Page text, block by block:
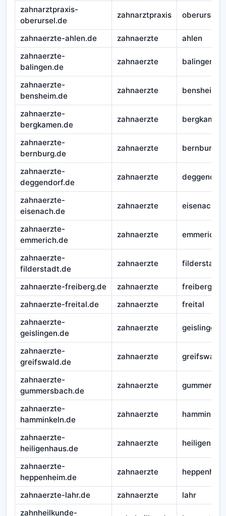
zahnarztpraxis-
oberursel.de
zahnarztpraxis oberursel
zahnaerzte-ahlen.de zahnaerzte
ahlen
zahnaerzte-
balingen.de
zahnaerzte balingen
zahnaerzte-
bensheim.de
zahnaerzte bensheim
zahnaerzte-
bergkamen.de
zahnaerzte bergkamen
zahnaerzte-
bernburg.de
zahnaerzte bernburg
zahnaerzte-
deggendorf.de
zahnaerzte deggendorf
zahnaerzte-
eisenach.de
zahnaerzte eisenach
zahnaerzte-
emmerich.de
zahnaerzte emmerich
zahnaerzte-
filderstadt.de
zahnaerzte filderstadt
zahnaerzte-freiberg.de zahnaerzte
freiberg
zahnaerzte-freital.de
zahnaerzte
freital
zahnaerzte-
geislingen.de
zahnaerzte geislingen
zahnaerzte-
greifswald.de
zahnaerzte greifswald
zahnaerzte-
gummersbach.de
zahnaerzte
zahnaerzte-
hamminkeln.de
zahnaerzte hamminkeln
zahnaerzte-
heiligenhaus.de
zahnaerzte
zahnaerzte-
heppenheim.de
zahnaerzte
zahnaerzte-lahr.de zahnaerzte
lahr
zahnheilkunde-